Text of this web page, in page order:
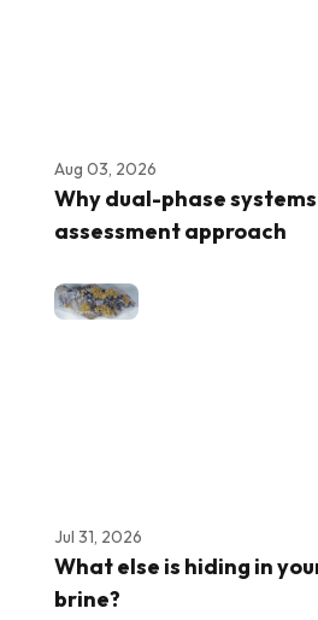
Aug 03, 2026
Why dual-phase
assessment approach
Jul 31, 2026
What else is hiding in
brine?